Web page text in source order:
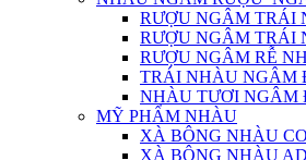
RƯỢU NGÂM TRÁI
RƯỢU NGÂM TRÁI
RƯỢU NGÂM RỄ
TRÁI NHÀU NGÂM
NHÀU TƯƠI NGÂM
MỸ PHẨM NHÀU
XÀ BÔNG NHÀU
XÀ BÔNG NHÀU